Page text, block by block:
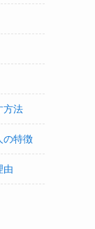
方法
の特徴
由